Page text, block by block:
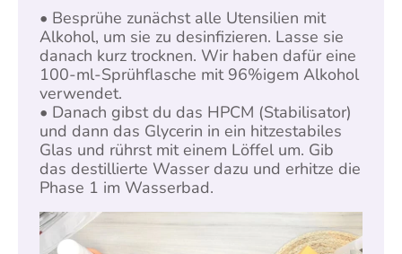
• Besprühe zunächst alle Utensilien mit
Alkohol, um sie zu desinfizieren. Lasse sie
danach kurz trocknen. Wir haben dafür eine
100-ml-Sprühflasche mit 96%igem Alkohol
verwendet.
• Danach gibst du das HPCM (Stabilisator)
und dann das Glycerin in ein hitzestabiles
Glas und rührst mit einem Löffel um. Gib
das destillierte Wasser dazu und erhitze die
Phase 1 im Wasserbad.